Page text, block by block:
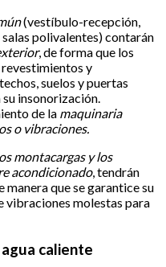
(vestíbulo-recepción,
polivalentes) contarán
, de forma que los
y
suelos y puertas
insonorización.
de la maquinaria
o vibraciones.
montacargas y los
acondicionado, tendrán
manera que se garantice su
vibraciones molestas para
caliente